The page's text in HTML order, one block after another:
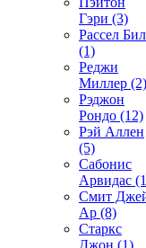
Гэри (3)
Рассел
(1)
Реджи
Миллер (2)
Рэджон
Рондо (12)
Рэй Аллен
(5)
Сабонис
Арвидас
Смит
Ар (8)
Старкс
Джон (1)